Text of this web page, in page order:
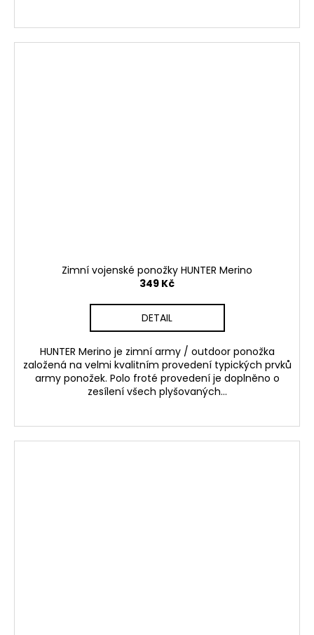
Zimní vojenské ponožky HUNTER Merino
349 Kč
DETAIL
HUNTER Merino je zimní army / outdoor ponožka
založená na velmi kvalitním provedení typických prvků
army ponožek. Polo froté provedení je doplněno o
zesílení všech plyšovaných...